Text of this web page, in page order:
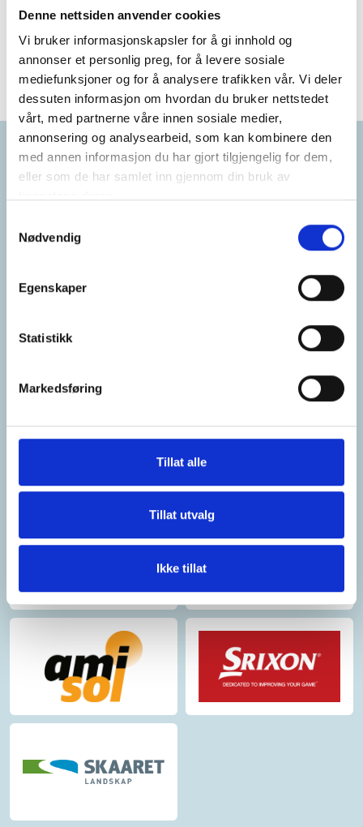
Denne nettsiden anvender cookies
Vi bruker informasjonskapsler for å gi innhold og
annonser et personlig preg, for å levere sosiale
mediefunksjoner og for å analysere trafikken vår. Vi deler
dessuten informasjon om hvordan du bruker nettstedet
vårt, med partnerne våre innen sosiale medier,
annonsering og analysearbeid, som kan kombinere den
med annen informasjon du har gjort tilgjengelig for dem,
eller som de har samlet inn gjennom din bruk av
Nødvendig
Egenskaper
Statistikk
Markedsføring
Tillat alle
Tillat utvalg
Ikke tillat
Norgesmestere - Kvinner
Samarbeidspartnere